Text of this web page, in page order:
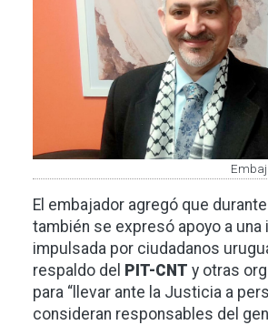
El embajador agregó que
también se expresó apoyo a una
impulsada por ciudadanos
respaldo del PIT-CNT y otras
para “llevar ante la Justicia a
consideran responsables del